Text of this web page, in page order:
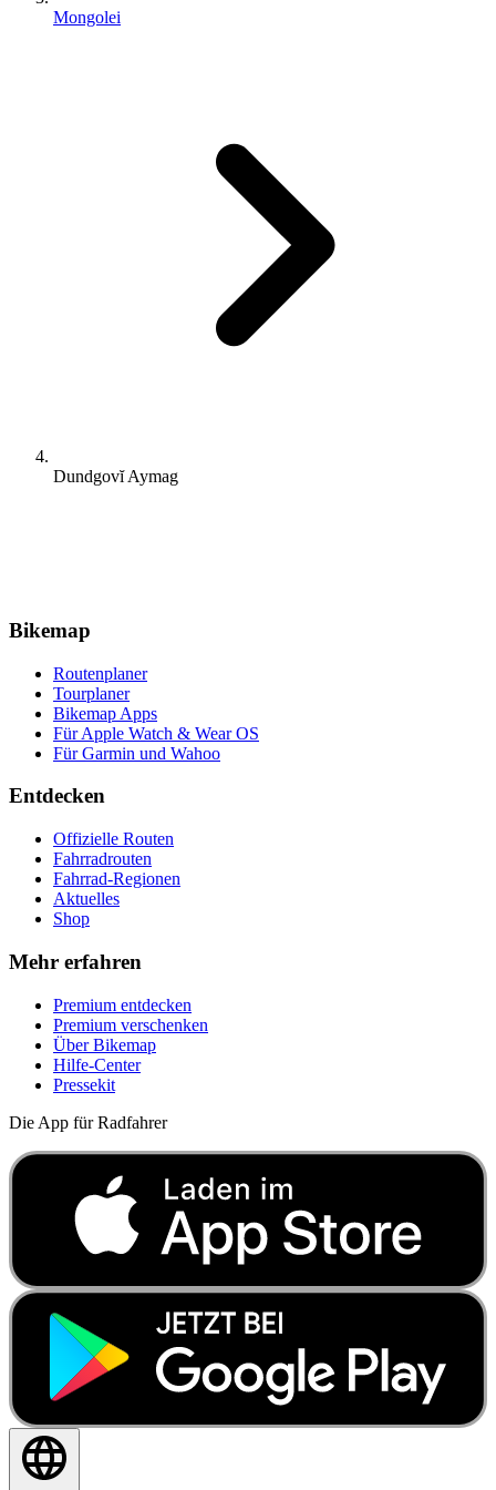
Mongolei
Dundgovĭ Aymag
Bikemap
Routenplaner
Tourplaner
Bikemap Apps
Für Apple Watch & Wear OS
Für Garmin und Wahoo
Entdecken
Offizielle Routen
Fahrradrouten
Fahrrad-Regionen
Aktuelles
Shop
Mehr erfahren
Premium entdecken
Premium verschenken
Über Bikemap
Hilfe-Center
Pressekit
Die App für Radfahrer